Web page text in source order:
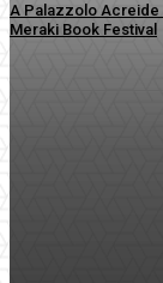
A Palazzolo Acreide
Meraki Book Festival